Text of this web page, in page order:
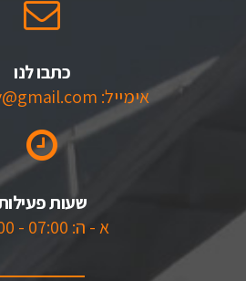
כתבו לנו
אימייל: sofer.eliy@gmail.com
שעות פעילות
א - ה: 07:00 - 16:00